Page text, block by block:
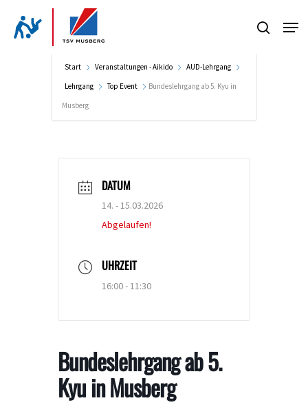
search
Start Veranstaltungen - Aikido AUD-Lehrgang
Lehrgang Top Event Bundeslehrgang ab 5. Kyu in
Musberg
DATUM
14. - 15.03.2026
Abgelaufen!
UHRZEIT
16:00 - 11:30
Bundeslehrgang ab 5.
Kyu in Musberg